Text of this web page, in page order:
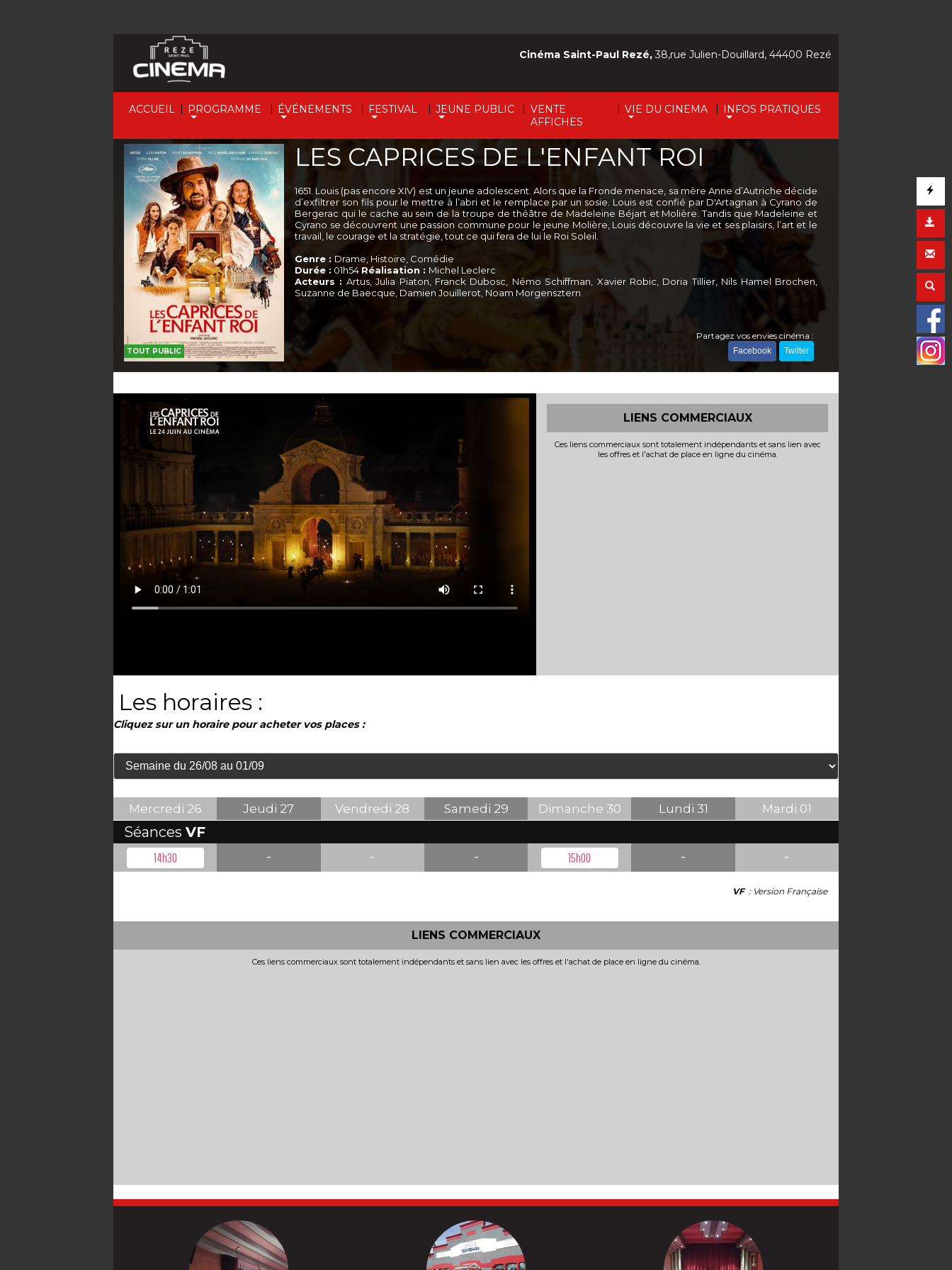
ACCUEIL | PROGRAMME | ÉVÉNEMENTS | FESTIVAL | JEUNE PUBLIC | VENTE
AFFICHES
| VIE DU CINEMA | INFOS PRATIQUES
Cinéma Saint-Paul Rezé,38,rue Julien-Douillard, 44400 Rezé
TOUT PUBLIC
LES CAPRICES DE L'ENFANT ROI
1651. Louis (pas encore XIV) est un jeune adolescent. Alors que la Fronde menace, sa mère Anne d’Autriche décide
d’exfiltrer son fils pour le mettre à l’abri et le remplace par un sosie. Louis est confié par D'Artagnan à Cyrano de
Bergerac qui le cache au sein de la troupe de théâtre de Madeleine Béjart et Molière. Tandis que Madeleine et
Cyrano se découvrent une passion commune pour le jeune Molière, Louis découvre la vie et ses plaisirs, l’art et le
travail, le courage et la stratégie, tout ce qui fera de lui le Roi Soleil.
Genre : Drame, Histoire, Comédie
Durée : 01h54 Réalisation : Michel Leclerc
Acteurs : Artus, Julia Piaton, Franck Dubosc, Némo Schiffman, Xavier Robic, Doria Tillier, Nils Hamel Brochen,
Suzanne de Baecque, Damien Jouillerot, Noam Morgensztern
Partagez vos envies cinéma :
Facebook Twitter
LIENS COMMERCIAUX
Ces liens commerciaux sont totalement indépendants et sans lien avec
les offres et l'achat de place en ligne du cinéma.
Les horaires :
Cliquez sur un horaire pour acheter vos places :
Mercredi 26 Jeudi 27 Vendredi 28 Samedi 29 Dimanche 30 Lundi 31 Mardi 01
Séances VF
14h30 - - - 15h00 - -
VF : Version Française
LIENS COMMERCIAUX
Ces liens commerciaux sont totalement indépendants et sans lien avec les offres et l'achat de place en ligne du cinéma.